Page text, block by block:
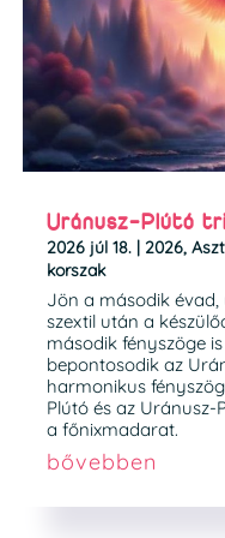
Uránusz-Plútó
2026 júl 18. | 2026,
korszak
Jön a második
szextil után a
második fényszöge
bepontosodik az
harmonikus
Plútó és az
a főnixmadarat.
bővebben